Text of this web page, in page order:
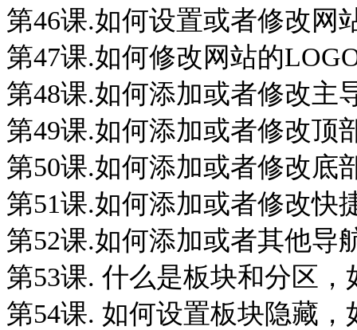
第46课.如何设置或者修改网
第47课.如何修改网站的
第48课.如何添加或者修改主
第49课.如何添加或者修改顶
第50课.如何添加或者修改底
第51课.如何添加或者修改快
第52课.如何添加或者其他导
第53课. 什么是板块和分区
第54课. 如何设置板块隐藏